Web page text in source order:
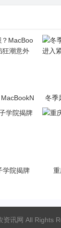
意外同
冬季
学院揭牌
讯网 All Rights